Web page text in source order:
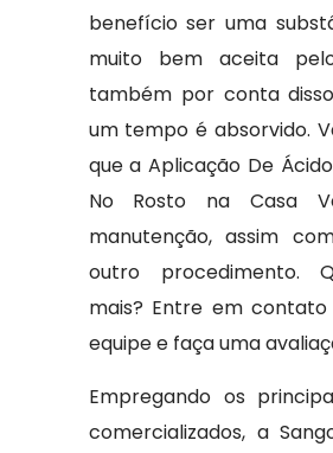
benefício ser uma
muito bem aceita
também por conta
um tempo é absorvido.
que a Aplicação De
No Rosto na Casa
manutenção, assim
outro procedimento.
mais? Entre em
equipe e faça uma
Empregando os
comercializados, a